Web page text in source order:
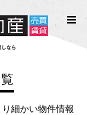
細かい物件情報